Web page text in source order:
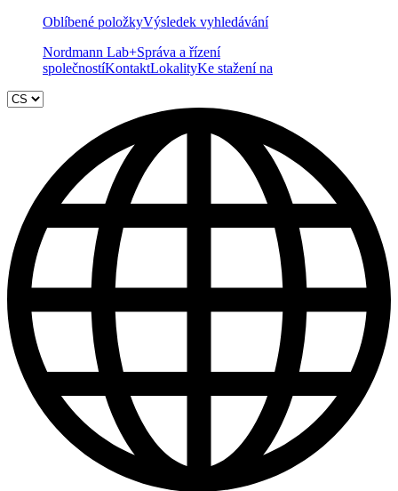
Oblíbené položkyVýsledek vyhledávání
Nordmann Lab+Správa a řízení
společnostíKontaktLokalityKe stažení na